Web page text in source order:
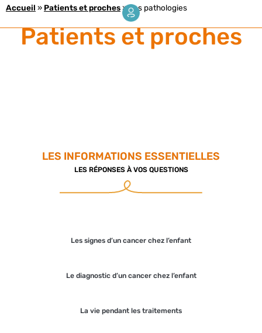
Accueil » Patients et proches»Les pathologies
Patients et proches
LES INFORMATIONS ESSENTIELLES
LES RÉPONSES À VOS QUESTIONS
Les signes d’un cancer chez l’enfant
Le diagnostic d’un cancer chez l’enfant
La vie pendant les traitements